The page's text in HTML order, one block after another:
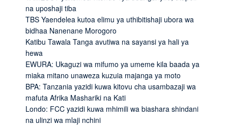
na uposhaji tiba
TBS Yaendelea kutoa elimu ya uthibitishaji ubora wa
bidhaa Nanenane Morogoro
Katibu Tawala Tanga avutiwa na sayansi ya hali ya
hewa
EWURA: Ukaguzi wa mifumo ya umeme kila baada ya
miaka mitano unaweza kuzuia majanga ya moto
BPA: Tanzania yazidi kuwa kitovu cha usambazaji wa
mafuta Afrika Mashariki na Kati
Londo: FCC yazidi kuwa mhimili wa biashara shindani
na ulinzi wa mlaji nchini